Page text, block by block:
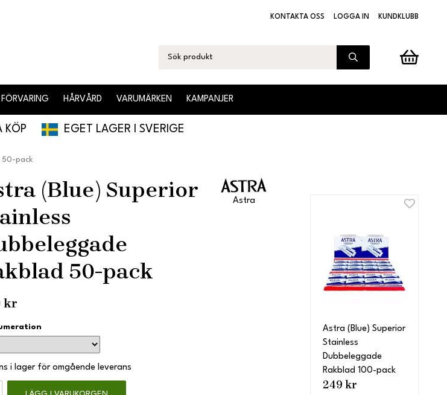
KONTAKTA OSS LOGGA IN KUNDKLUBB
HÅRVÅRD VARUMÄRKEN KAMPANJER
KÖP EGET LAGER I SVERIGE
50-pack
(Blue) Superior
50-pack
Astra
kr
i lager för omgående leverans
Astra (Blue) Superior
Stainless
Dubbeleggade
Rakblad 100-pack
249 kr